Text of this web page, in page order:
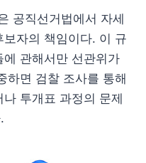
공직선거법에서 자세
자의 책임이다. 이 규
관해서만 선관위가
하면 검찰 조사를 통해
투개표 과정의 문제